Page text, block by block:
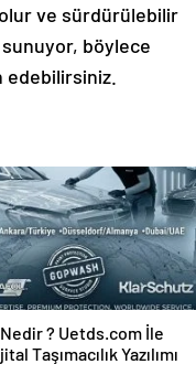
olur ve sürdürülebilir
böylece
edebilirsiniz.
Nedir ? Uetds.com İle
Taşımacılık Yazılımı